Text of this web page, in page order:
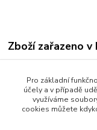
Zboží zařazeno
UNIFORMY PRO
Košile, nárameníky
Pro základní
účely a v případě
využíváme
cookies můžete